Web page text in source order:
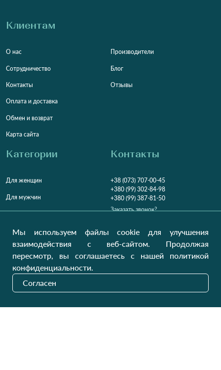
Клиентам
О нас
Сотрудничество
Контакты
Оплата и доставка
Обмен и возврат
Карта сайта
Производители
Блог
Отзывы
Категории
Для женщин
Для мужчин
Для детей
Домашний текстиль
Контакты
+38 (073) 707-00-45
+380 (99) 302-84-98
+380 (99) 387-81-50
Заказать звонок?
НДВихідний
Україна, Луцьк, 43000
Наши обновления
Мы используем файлы cookie для улучшения
взаимодействия с веб-сайтом. Продолжая
пересмотр, вы соглашаетесь с нашей политикой
конфиденциальности.
Согласен